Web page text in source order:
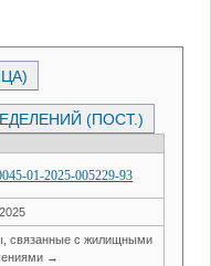
(ПОСТ.)
01-2025-005229-93
связанные с жилищными
→